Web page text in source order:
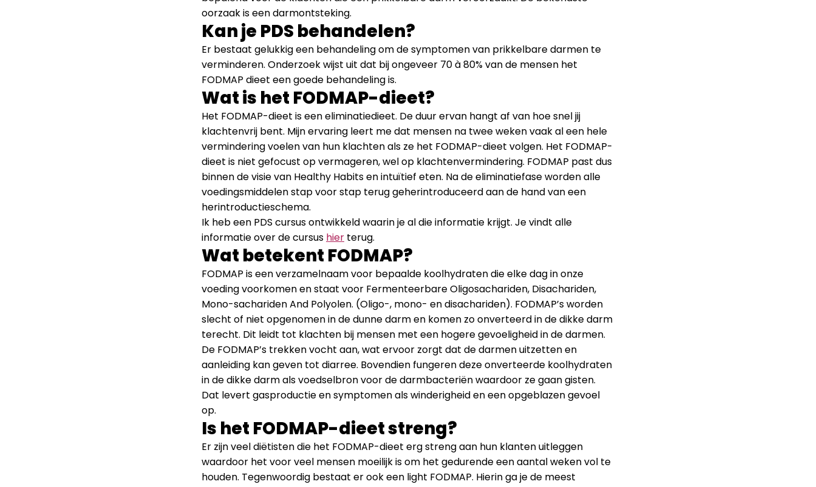
oorzaak is een darmontsteking.
Kan je PDS behandelen?
Er bestaat gelukkig een behandeling om de symptomen van prikkelbare darmen te
verminderen. Onderzoek wijst uit dat bij ongeveer 70 à 80% van de mensen het
FODMAP dieet een goede behandeling is.
Wat is het FODMAP-dieet?
Het FODMAP-dieet is een eliminatiedieet. De duur ervan hangt af van hoe snel jij
klachtenvrij bent. Mijn ervaring leert me dat mensen na twee weken vaak al een hele
vermindering voelen van hun klachten als ze het FODMAP-dieet volgen. Het FODMAP-
dieet is niet gefocust op vermageren, wel op klachtenvermindering. FODMAP past dus
binnen de visie van Healthy Habits en intuïtief eten. Na de eliminatiefase worden alle
voedingsmiddelen stap voor stap terug geherintroduceerd aan de hand van een
herintroductieschema.
Ik heb een PDS cursus ontwikkeld waarin je al die informatie krijgt. Je vindt alle
informatie over de cursus hier terug.
Wat betekent FODMAP?
FODMAP is een verzamelnaam voor bepaalde koolhydraten die elke dag in onze
voeding voorkomen en staat voor Fermenteerbare Oligosachariden, Disachariden,
Mono-sachariden And Polyolen. (Oligo-, mono- en disachariden). FODMAP’s worden
slecht of niet opgenomen in de dunne darm en komen zo onverteerd in de dikke darm
terecht. Dit leidt tot klachten bij mensen met een hogere gevoeligheid in de darmen.
De FODMAP’s trekken vocht aan, wat ervoor zorgt dat de darmen uitzetten en
aanleiding kan geven tot diarree. Bovendien fungeren deze onverteerde koolhydraten
in de dikke darm als voedselbron voor de darmbacteriën waardoor ze gaan gisten.
Dat levert gasproductie en symptomen als winderigheid en een opgeblazen gevoel
op.
Is het FODMAP-dieet streng?
Er zijn veel diëtisten die het FODMAP-dieet erg streng aan hun klanten uitleggen
waardoor het voor veel mensen moeilijk is om het gedurende een aantal weken vol te
houden. Tegenwoordig bestaat er ook een light FODMAP. Hierin ga je de meest